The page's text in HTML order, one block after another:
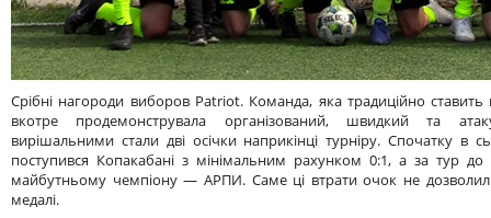
Срібні нагороди виборов Patriot. Команда, яка традиційно
вкотре продемонструвала організований, швидкий та
вирішальними стали дві осічки наприкінці турніру. Спочатку в
поступився Копакабані з мінімальним рахунком 0:1, а за тур
майбутньому чемпіону — АРПИ. Саме ці втрати очок не
медалі.